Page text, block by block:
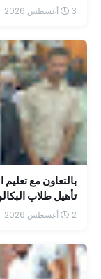
3 أغسطس 2026
بالتعاون مع تعليم
تأهيل طلاب
2 أغسطس 2026